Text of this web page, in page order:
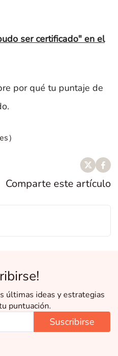
ser certificado" en el
por qué tu puntaje de
）
Comparte este artículo
últimas ideas y estrategias
puntuación.
Suscribirse